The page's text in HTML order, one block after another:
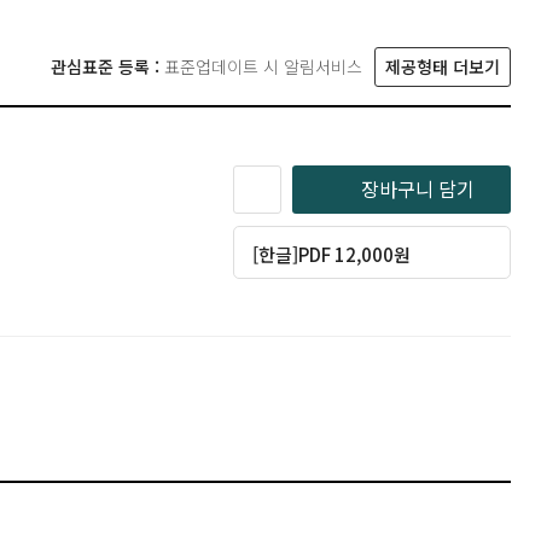
관심표준 등록 : 표준업데이트 시 알림서비스 제공형태 더보기
장바구니 담기
[한글]PDF 12,000원